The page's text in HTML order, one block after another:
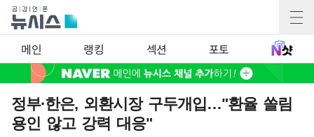
메인 랭킹 섹션 포토
정부·한은, 외환시장 구두개입…"환율 쏠림
용인 않고 강력 대응"